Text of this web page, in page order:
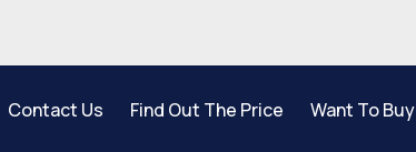
Contact Us Find Out The Price Want To Buy